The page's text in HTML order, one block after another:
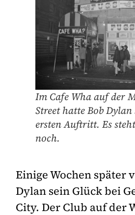
Im Cafe Wha auf der
Street hatte Bob Dylan
ersten Auftritt. Es
noch.
Einige Wochen später
Dylan sein Glück bei
City. Der Club auf der